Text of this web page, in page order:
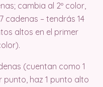
cambia al 2º color,
cadenas – tendrás 14
altos en el primer
(cuentan como 1
punto, haz 1 punto alto